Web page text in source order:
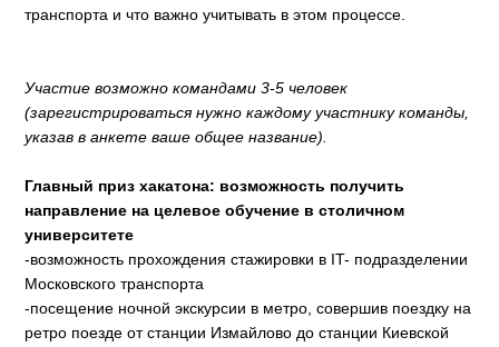
транспорта и что важно учитывать в этом процессе.
Участие возможно командами 3-5 человек
(зарегистрироваться нужно каждому участнику команды,
указав в анкете ваше общее название).
Главный приз хакатона: возможность получить
направление на целевое обучение в столичном
университете
-возможность прохождения стажировки в IT- подразделении
Московского транспорта
-посещение ночной экскурсии в метро, совершив поездку на
ретро поезде от станции Измайлово до станции Киевской